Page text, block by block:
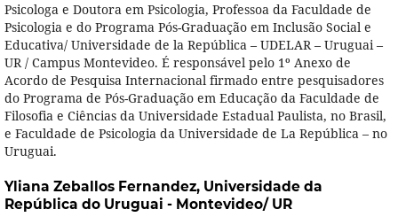
Psicologa e Doutora em Psicologia, Professoa da Faculdade de
Psicologia e do Programa Pós-Graduação em Inclusão Social e
Educativa/ Universidade de la República – UDELAR – Uruguai –
UR / Campus Montevideo. É responsável pelo 1º Anexo de
Acordo de Pesquisa Internacional firmado entre pesquisadores
do Programa de Pós-Graduação em Educação da Faculdade de
Filosofia e Ciências da Universidade Estadual Paulista, no Brasil,
e Faculdade de Psicologia da Universidade de La República – no
Uruguai.
Yliana Zeballos Fernandez, Universidade da
República do Uruguai - Montevideo/ UR